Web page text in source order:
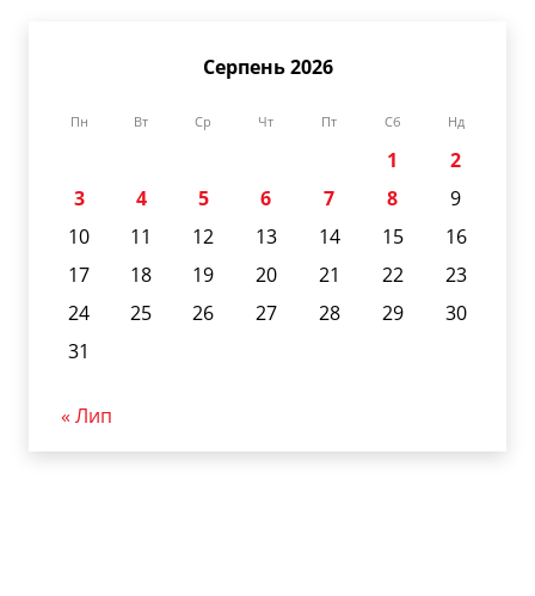
Серпень 2026
Пн Вт Ср Чт Пт Сб Нд
1
2
3
4 5 6 7 8
9
10
11 12 13 14 15
16
17
18 19 20 21 22
23
24
25 26 27 28 29
30
31
« Лип